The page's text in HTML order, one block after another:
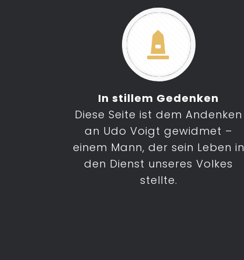
In stillem Gedenken
Diese Seite ist dem Andenken
an Udo Voigt gewidmet –
einem Mann, der sein Leben in
den Dienst unseres Volkes
stellte.